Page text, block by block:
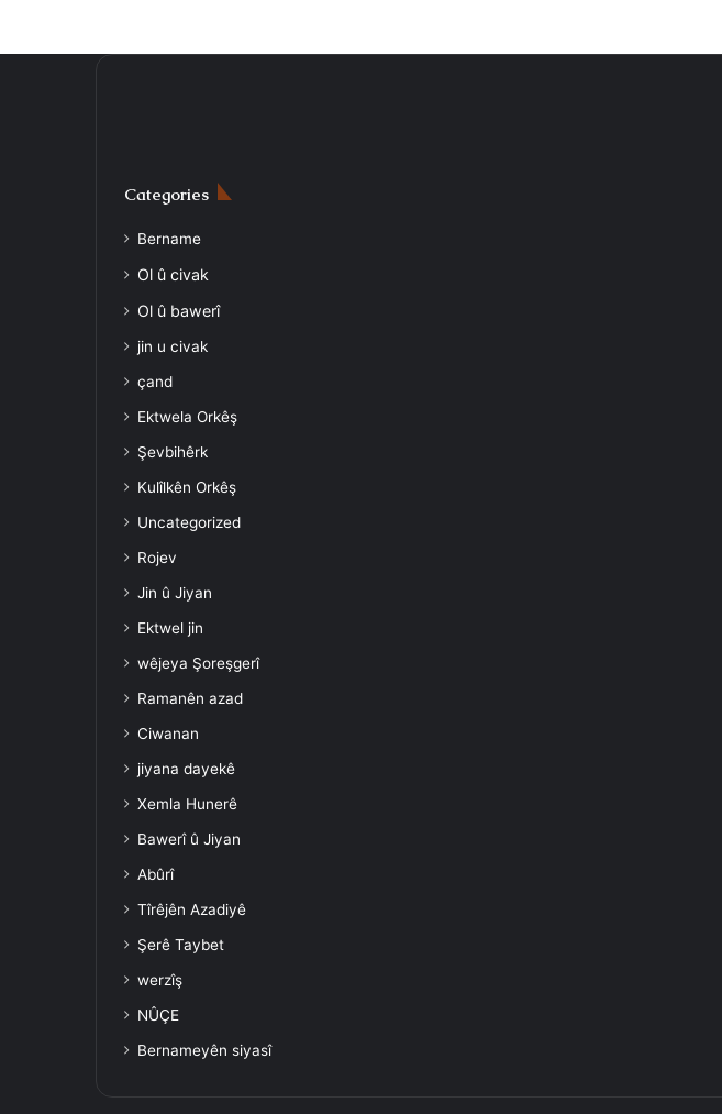
Categories
Bername
Ol û civak
Ol û bawerî
jin u civak
çand
Ektwela Orkêş
Şevbihêrk
Kulîlkên Orkêş
Uncategorized
Rojev
Jin û Jiyan
Ektwel jin
wêjeya Şoreşgerî
Ramanên azad
Ciwanan
jiyana dayekê
Xemla Hunerê
Bawerî û Jiyan
Abûrî
Tîrêjên Azadiyê
Şerê Taybet
werzîş
NÛÇE
Bernameyên siyasî